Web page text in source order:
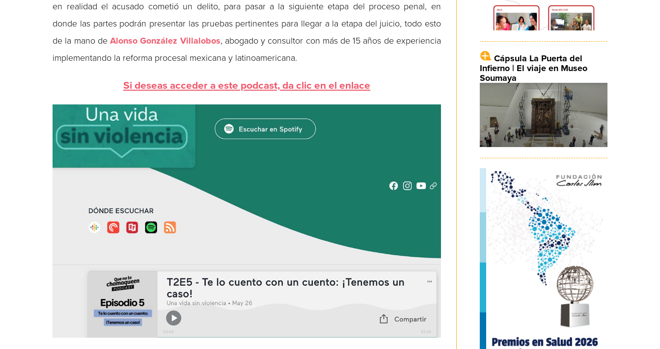
en realidad el acusado cometió un delito, para pasar a la siguiente etapa del proceso penal, en
donde las partes podrán presentar las pruebas pertinentes para llegar a la etapa del juicio, todo esto
de la mano deAlonso González Villalobos, abogado y consultor con más de 15 años de experiencia
implementando la reforma procesal mexicana y latinoamericana.
Si deseas acceder a este podcast, da clic en el enlace
Cápsula La Puerta del
Infierno | El viaje en Museo
Soumaya